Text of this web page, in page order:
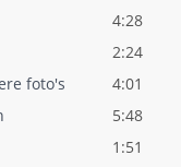
4:28
2:24
foto's
4:01
5:48
1:51